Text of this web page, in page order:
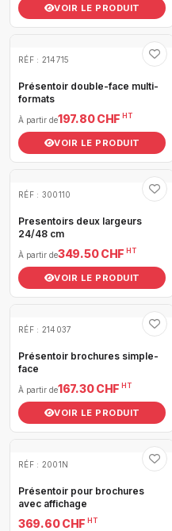
VOIR LE PRODUIT
RÉF : 214715
Présentoir double-face multi-
formats
À partir de197.80 CHF HT
VOIR LE PRODUIT
RÉF : 300110
Presentoirs deux largeurs
24/48 cm
À partir de349.50 CHF HT
VOIR LE PRODUIT
RÉF : 214037
Présentoir brochures simple-
face
À partir de167.30 CHF HT
VOIR LE PRODUIT
RÉF : 2001N
Présentoir pour brochures
avec affichage
369.60 CHF HT